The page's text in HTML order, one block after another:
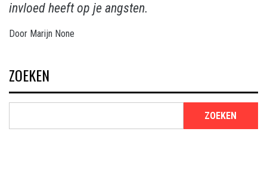
invloed heeft op je angsten.
Door Marijn None
ZOEKEN
ZOEKEN